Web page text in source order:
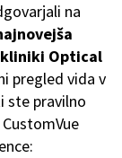
na
Optical
pregled vida v
ste pravilno